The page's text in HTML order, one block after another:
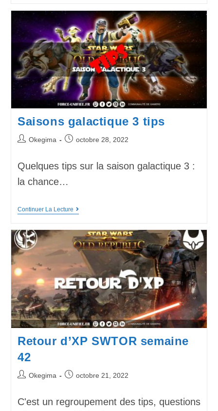
Saisons galactique 3 tips
Okegima octobre 28, 2022
Quelques tips sur la saison galactique 3 :
la chance…
Continuer La Lecture
Retour d’XP SWTOR semaine
42
Okegima octobre 21, 2022
C'est un regroupement des tips, questions